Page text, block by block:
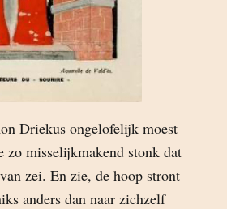
Driekus ongelofelijk moest
zo misselijkmakend stonk dat
zei. En zie, de hoop stront
anders dan naar zichzelf